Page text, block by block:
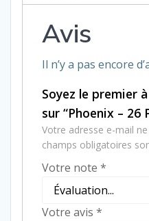
Avis
Il n’y a pas encore
Soyez le premier
sur “Phoenix – 26
Votre adresse e-mail
champs obligatoires
Votre note *
Votre avis *